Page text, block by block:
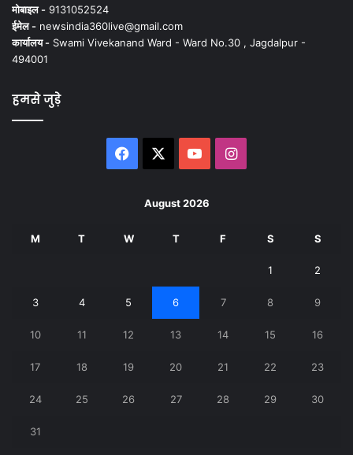
मोबाइल - 9131052524
ईमेल - newsindia360live@gmail.com
कार्यालय - Swami Vivekanand Ward - Ward No.30 , Jagdalpur -
494001
हमसे जुड़े
Facebook YouTubeInstagram
August 2026
M T W T F S S
1 2
3 4 5 6 7 8 9
10 11 12 13 14 15 16
17 18 19 20 21 22 23
24 25 26 27 28 29 30
31